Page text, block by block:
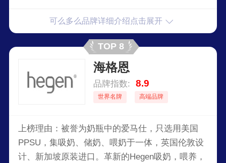
可么多么品牌详细介绍点击展开
TOP 8
海格恩
品牌指数: 8.9
世界名牌 高端品牌
上榜理由：被誉为奶瓶中的爱马仕，只选用美国
PPSU，集吸奶、储奶、喂奶于一体，英国伦敦设
计、新加坡原装进口。革新的Hegen吸奶，喂养，